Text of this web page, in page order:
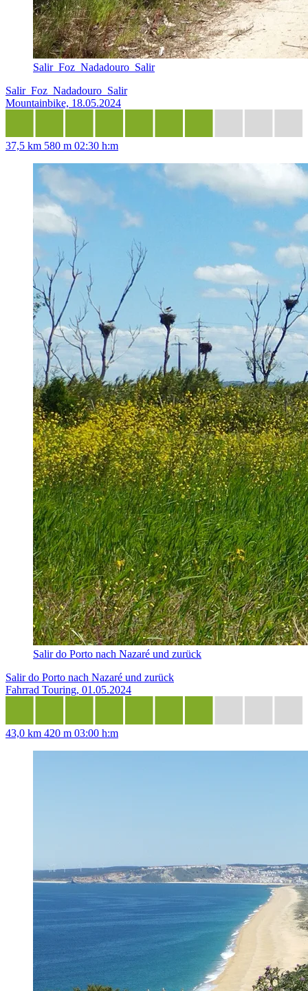
Salir_Foz_Nadadouro_Salir
Salir_Foz_Nadadouro_Salir
Mountainbike, 18.05.2024
37,5 km 580 m 02:30 h:m
Salir do Porto nach Nazaré und zurück
Salir do Porto nach Nazaré und zurück
Fahrrad Touring, 01.05.2024
43,0 km 420 m 03:00 h:m